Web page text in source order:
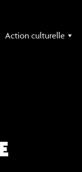
Action culturelle